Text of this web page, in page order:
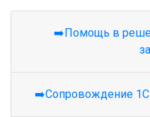
➡️Помощь в
➡️Сопровождение 1С